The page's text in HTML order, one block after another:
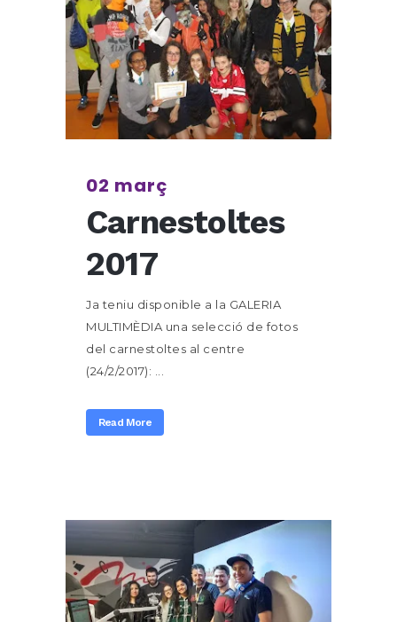
02 març
Carnestoltes
2017
Ja teniu disponible a la GALERIA
MULTIMÈDIA una selecció de fotos
del carnestoltes al centre
(24/2/2017): ...
Read More